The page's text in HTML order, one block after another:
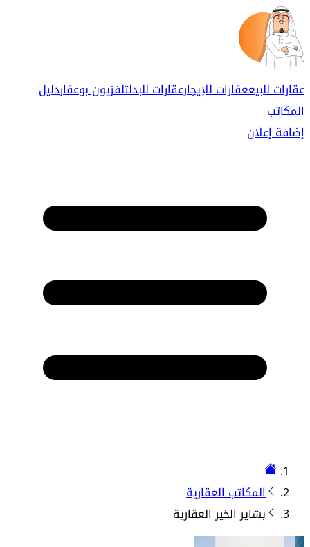
عقارات للبيععقارات للإيجارعقارات للبدلتلفزيون بوعقاردليل
المكاتب
إضافة إعلان
المكاتب العقارية
بشاير الخير العقارية